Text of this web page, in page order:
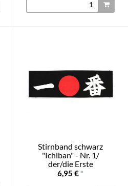
Stirnband schwarz
"Ichiban" - Nr. 1/
der/die Erste
6,95 € *